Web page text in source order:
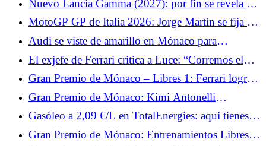
pero con Marc Márquez
Nuevo Lancia Gamma (2027): por fin se revela el
crossover con hasta 740 km de autonomía
MotoGP GP de Italia 2026: Jorge Martín se fija un
objetivo sencillo para este fin de semana con
Aprilia
Audi se viste de amarillo en Mónaco para
homenajear a Tazio Nuvolari
El exjefe de Ferrari critica a Luce: “Corremos el
riesgo de destruir un mito”
Gran Premio de Mónaco – Libres 1: Ferrari logra
el doblete y Charles Leclerc marca el ritmo
Gran Premio de Mónaco: Kimi Antonelli
sorprende a todo Mónaco y consigue la pole.
Gasóleo a 2,09 €/L en TotalEnergies: aquí tienes
las fechas en las que bajará el diésel
Gran Premio de Mónaco: Entrenamientos Libres 2